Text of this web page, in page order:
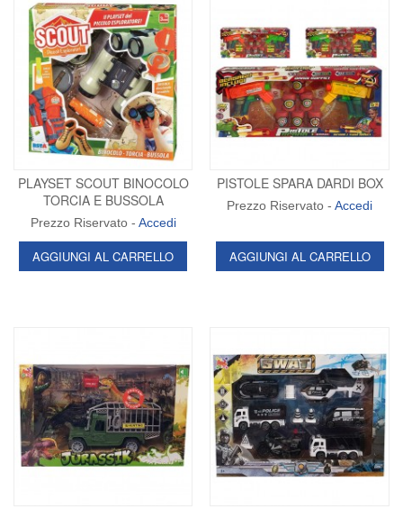
PLAYSET SCOUT BINOCOLO
TORCIA E BUSSOLA
Prezzo Riservato - Accedi
AGGIUNGI AL CARRELLO
PISTOLE SPARA DARDI BOX
Prezzo Riservato -Accedi
AGGIUNGI AL CARRELLO